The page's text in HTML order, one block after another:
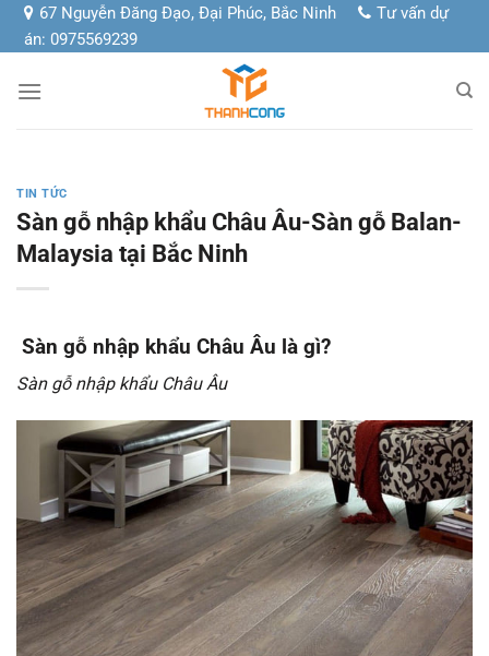
Chuyển
đến
dung
67 Nguyễn Đăng Đạo, Đại Phúc, Bắc Ninh
Tư vấn dự
án: 0975569239
TIN TỨC
Sàn gỗ nhập khẩu Châu Âu-Sàn gỗ Balan-
Malaysia tại Bắc Ninh
Sàn gỗ nhập khẩu Châu Âu là gì?
Sàn gỗ nhập khẩu Châu Âu